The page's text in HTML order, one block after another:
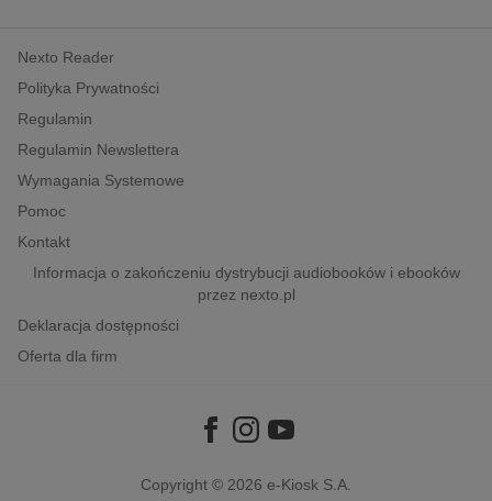
polityka, społeczno-informacyjne
psychologiczne
inne
popularno-naukowe
historia
Nexto Reader
Polityka Prywatności
Regulamin
Regulamin Newslettera
Wymagania Systemowe
Pomoc
Kontakt
Informacja o zakończeniu dystrybucji audiobooków i ebooków
przez nexto.pl
Deklaracja dostępności
Oferta dla firm
Copyright © 2026 e-Kiosk S.A.